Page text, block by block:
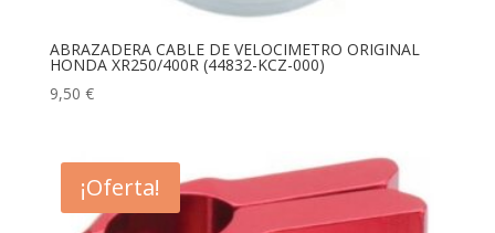
ABRAZADERA CABLE DE VELOCIMETRO ORIGINAL
HONDA XR250/400R (44832-KCZ-000)
9,50 €
¡Oferta!